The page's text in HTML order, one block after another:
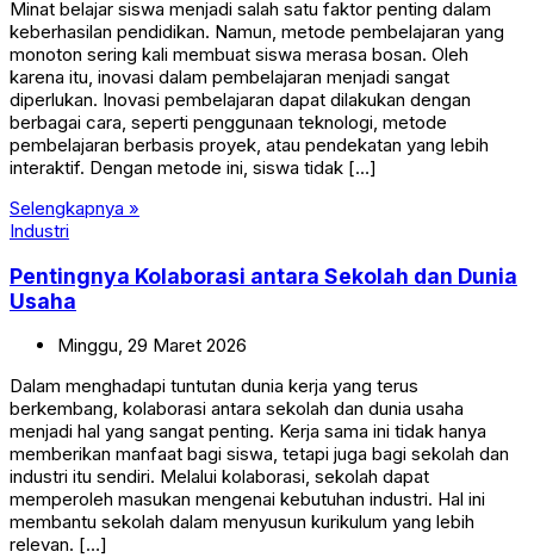
Minat belajar siswa menjadi salah satu faktor penting dalam
keberhasilan pendidikan. Namun, metode pembelajaran yang
monoton sering kali membuat siswa merasa bosan. Oleh
karena itu, inovasi dalam pembelajaran menjadi sangat
diperlukan. Inovasi pembelajaran dapat dilakukan dengan
berbagai cara, seperti penggunaan teknologi, metode
pembelajaran berbasis proyek, atau pendekatan yang lebih
interaktif. Dengan metode ini, siswa tidak […]
Selengkapnya »
Industri
Pentingnya Kolaborasi antara Sekolah dan Dunia
Usaha
Minggu, 29 Maret 2026
Dalam menghadapi tuntutan dunia kerja yang terus
berkembang, kolaborasi antara sekolah dan dunia usaha
menjadi hal yang sangat penting. Kerja sama ini tidak hanya
memberikan manfaat bagi siswa, tetapi juga bagi sekolah dan
industri itu sendiri. Melalui kolaborasi, sekolah dapat
memperoleh masukan mengenai kebutuhan industri. Hal ini
membantu sekolah dalam menyusun kurikulum yang lebih
relevan. […]